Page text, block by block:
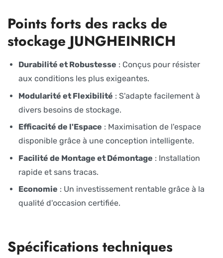
Points forts des racks de
stockage JUNGHEINRICH
Durabilité et Robustesse : Conçus pour résister
aux conditions les plus exigeantes.
Modularité et Flexibilité : S'adapte facilement à
divers besoins de stockage.
Efficacité de l'Espace : Maximisation de l'espace
disponible grâce à une conception intelligente.
Facilité de Montage et Démontage : Installation
rapide et sans tracas.
Economie : Un investissement rentable grâce à la
qualité d'occasion certifiée.
Spécifications techniques